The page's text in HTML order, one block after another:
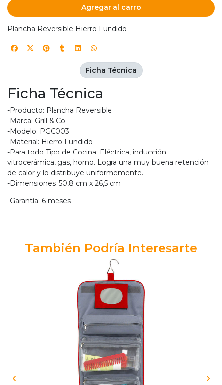
Agregar al carro
Plancha Reversible Hierro Fundido
Ficha Técnica
-Producto: Plancha Reversible
-Marca: Grill & Co
-Modelo: PGC003
-Material: Hierro Fundido
-Para todo Tipo de Cocina: Eléctrica, inducción,
vitrocerámica, gas, horno. Logra una muy buena retención
de calor y lo distribuye uniformemente.
-Dimensiones: 50,8 cm x 26,5 cm
-Garantía: 6 meses
Ficha Técnica
También Podría Interesarte